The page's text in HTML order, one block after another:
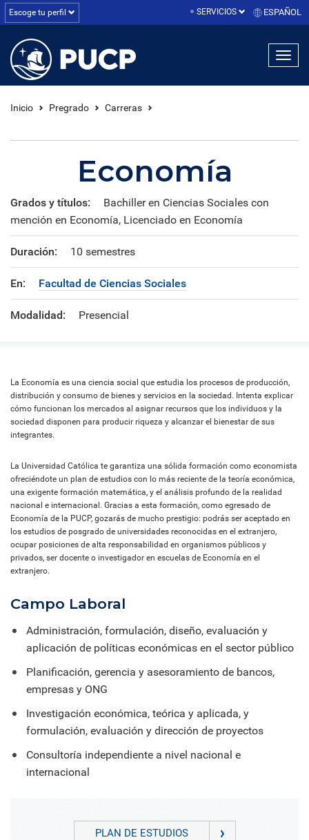
Escoge tu perfil SERVICIOS ESPAÑOL
Inicio Pregrado Carreras
Economía
Grados y títulos:
Bachiller en Ciencias Sociales con
mención en Economía, Licenciado en Economía
Duración: 10 semestres
En: Facultad de Ciencias Sociales
Modalidad: Presencial
La Economía es una ciencia social que estudia los procesos de producción,
distribución y consumo de bienes y servicios en la sociedad. Intenta explicar
cómo funcionan los mercados al asignar recursos que los individuos y la
sociedad disponen para producir riqueza y alcanzar el bienestar de sus
integrantes.
La Universidad Católica te garantiza una sólida formación como economista
ofreciéndote un plan de estudios con lo más reciente de la teoría económica,
una exigente formación matemática, y el análisis profundo de la realidad
nacional e internacional. Gracias a esta formación, como egresado de
Economía de la PUCP, gozarás de mucho prestigio: podrás ser aceptado en
los estudios de posgrado de universidades reconocidas en el extranjero,
ocupar posiciones de alta responsabilidad en organismos públicos y
privados, ser docente o investigador en escuelas de Economía en el
extranjero.
Campo Laboral
Administración, formulación, diseño, evaluación y
aplicación de políticas económicas en el sector público
Planificación, gerencia y asesoramiento de bancos,
empresas y ONG
Investigación económica, teórica y aplicada, y
formulación, evaluación y dirección de proyectos
Consultoría independiente a nivel nacional e
internacional
PLAN DE ESTUDIOS